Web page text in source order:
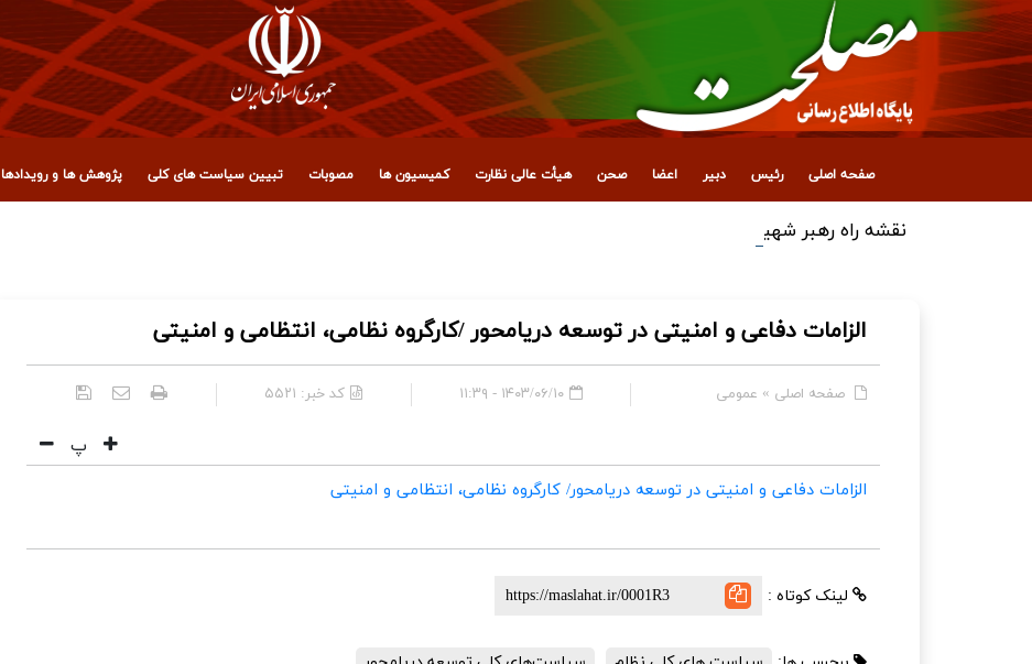
صفحه اصلی رئیس دبیر اعضا صحن هیأت عالی نظارت کمیسیون ها مصوبات تبیین سیاست های کلی پژوهش ها و رویدادها
نقشه راه رهبر شهید انقلاب اسلامی برای رونق تولید و سرمایه انسانی
الزامات دفاعی و امنیتی در توسعه دریامحور /کارگروه نظامی، انتظامی و امنیتی
صفحه اصلی » عمومی ۱۴۰۳/۰۶/۱۰ - ۱۱:۳۹ کد خبر: ۵۵۲۱
پ
الزامات دفاعی و امنیتی در توسعه دریامحور/ کارگروه نظامی، انتظامی و امنیتی
لینک کوتاه :